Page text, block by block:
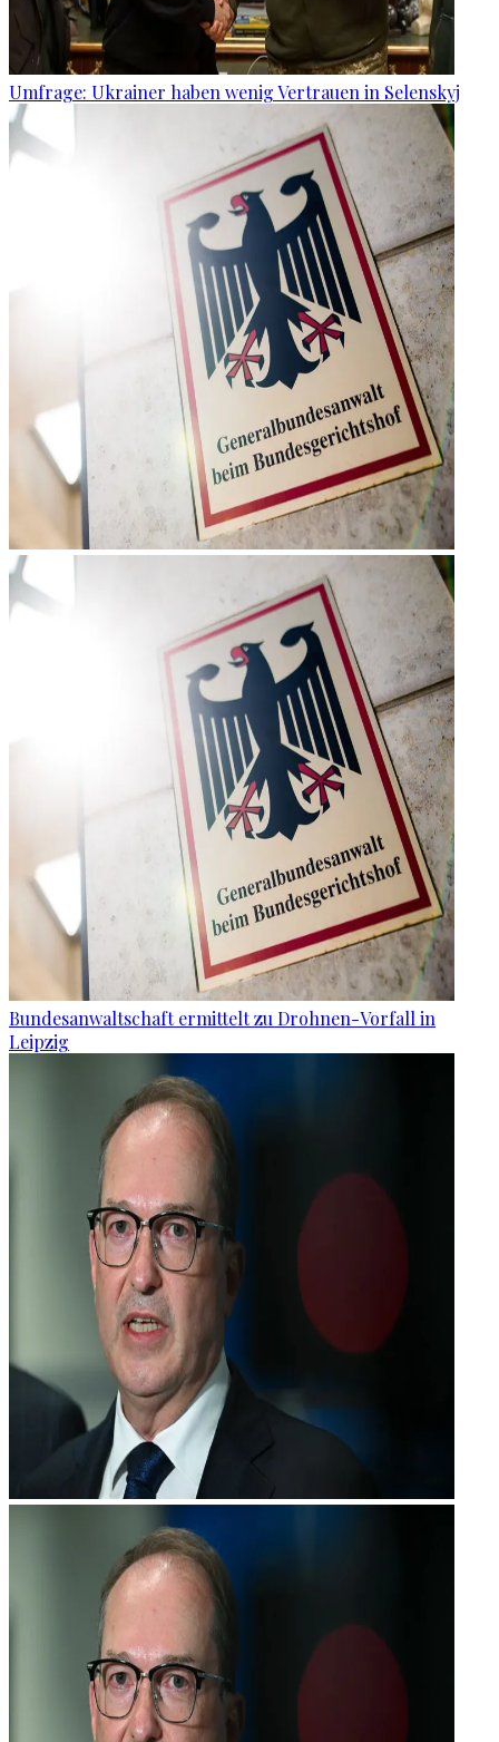
Umfrage: Ukrainer haben wenig Vertrauen in Selenskyj
Bundesanwaltschaft ermittelt zu Drohnen-Vorfall in
Leipzig